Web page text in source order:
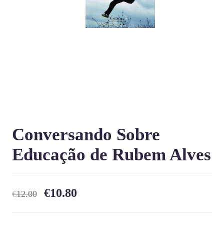
Conversando Sobre
Educação de Rubem Alves
€12.00 €10.80